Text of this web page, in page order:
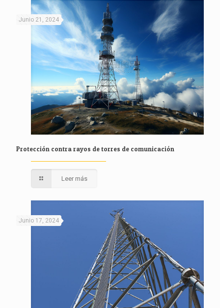
Junio 21, 2024
Protección contra rayos de torres de comunicación
Leer más
Junio 17, 2024